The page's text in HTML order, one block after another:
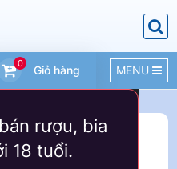
MENU
0 Giỏ hàng
rượu, bia
18 tuổi.